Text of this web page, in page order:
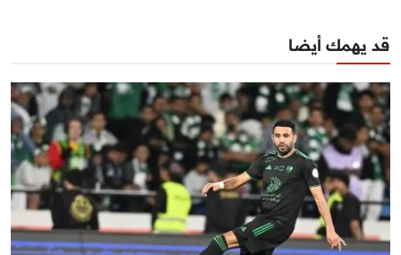
قد يهمك أيضا